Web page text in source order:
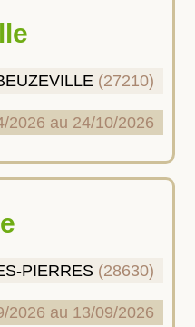
(27210)
2026 au 24/10/2026
PIERRES (28630)
2026 au 13/09/2026